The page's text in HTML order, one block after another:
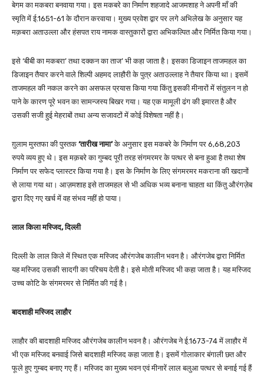
बेगम का मकबरा बनवाया गया। इस मकबरे का निर्माण शहजादे आजमशाह ने अपनी माँ की
स्मृति में ई.1651-61 के दौरान करवाया। मुख्य प्रवेश द्वार पर लगे अभिलेख के अनुसार यह
मक़बरा अताउल्ला और हंसपत राय नामक वास्तुकारों द्वारा अभिकल्पित और निर्मित किया गया।
इसे ‘बीबी का मकबरा’ तथा दक्कन का ताज’ भी कहा जाता है। इसका डिजाइन ताजमहल का
डिजाइन तैयार करने वाले शिल्पी अहमद लाहौरी के पुत्र अताउल्लाह ने तैयार किया था। इसमें
ताजमहल की नकल करने का असफल प्रयास किया गया किंतु इसकी मीनारों में संतुलन न हो
पाने के कारण पूरे भवन का सामन्जस्य बिखर गया। यह एक मामूली ढंग की इमारत है और
उसकी सजी हुई मेहराबों तथा अन्य सजावटों में कोई विशेषता नहीं है।
ग़ुलाम मुस्तफा की पुस्तक ‘तारीख नामा’के अनुसार इस मकबरे के निर्माण पर 6,68,203
रुपये व्यय हुए थे। इस मक़बरे का गुम्बद पूरी तरह संगमरमर के पत्थर से बना हुआ है तथा शेष
निर्माण पर सफेद प्लास्टर किया गया है। इस के निर्माण के लिए संगमरमर मकराना की खदानों
से लाया गया था। आज़मशाह इसे ताजमहल से भी अधिक भव्य बनाना चाहता था किंतु औरंगज़ेब
द्वारा दिए गए खर्च में वह संभव नहीं हो पाया।
लाल किला मस्जिद, दिल्ली
दिल्ली के लाल किले में स्थित एक मस्जिद औरंगजेब कालीन भवन है। औरंगजेब द्वारा निर्मित
यह मस्जिद उसकी सादगी का परिचय देती है। इसे मोती मस्जिद भी कहा जाता है। यह मस्जिद
उच्च कोटि के संगमरमर से निर्मित की गई है।
बादशाही मस्जिद लाहौर
लाहौर की बादशाही मस्जिद औरंगजेब कालीन भवन है। औरंगजेब ने ई.1673-74 में लाहौर में
भी एक मस्जिद बनवाई जिसे बादशाही मस्जिद कहा जाता है। इसमें गोलाकार बंगाली छत और
फूले हुए गुम्बद बनाए गए हैं। मस्जिद का मुख्य भवन एवं मीनारें लाल बलुआ पत्थर से बनाई गई हैं